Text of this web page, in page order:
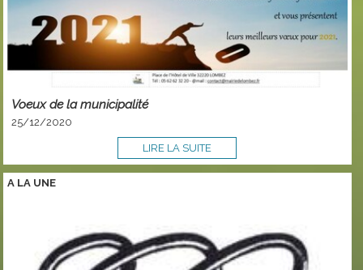
Voeux de la municipalité
25/12/2020
LIRE LA SUITE
A LA UNE